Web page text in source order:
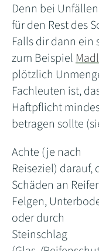
Denn bei
für den Rest des
Falls dir dann ein
zum Beispiel
plötzlich
Fachleuten ist,
Haftpflicht
betragen sollte
Achte (je nach
Reiseziel) darauf,
Schäden an
Felgen,
oder durch
Steinschlag